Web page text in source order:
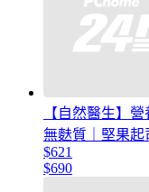
【自然醫生】
無麩質｜堅果
$621
$690